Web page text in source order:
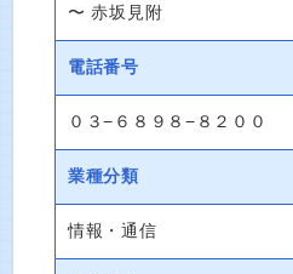
〜 赤坂見附
電話番号
０３−６８９８−８２００
業種分類
情報・通信